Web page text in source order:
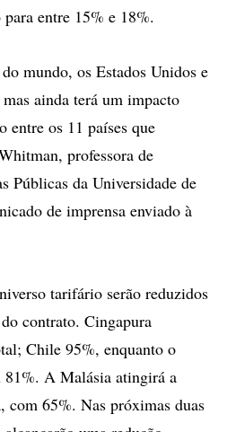
entre 15% e 18%.
mundo, os Estados Unidos e
ainda terá um impacto
entre os 11 países que
professora de
Públicas da Universidade de
de imprensa enviado à
tarifário serão reduzidos
contrato. Cingapura
Chile 95%, enquanto o
A Malásia atingirá a
com 65%. Nas próximas duas